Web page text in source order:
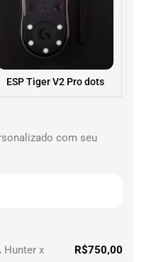
ESP Tiger V2 Pro dots
com seu
Hunter x
R$750,00